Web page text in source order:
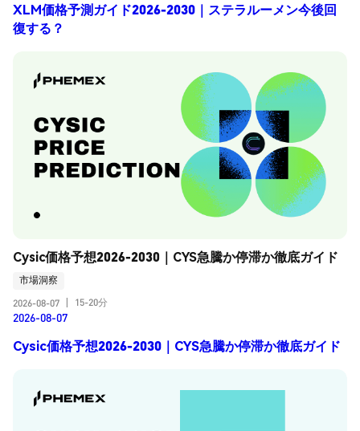
XLM価格予測ガイド2026-2030｜ステラルーメン今後回
復する？
Cysic価格予想2026-2030｜CYS急騰か停滞か徹底ガイド
市場洞察
2026-08-07
15-20分
2026-08-07
Cysic価格予想2026-2030｜CYS急騰か停滞か徹底ガイド